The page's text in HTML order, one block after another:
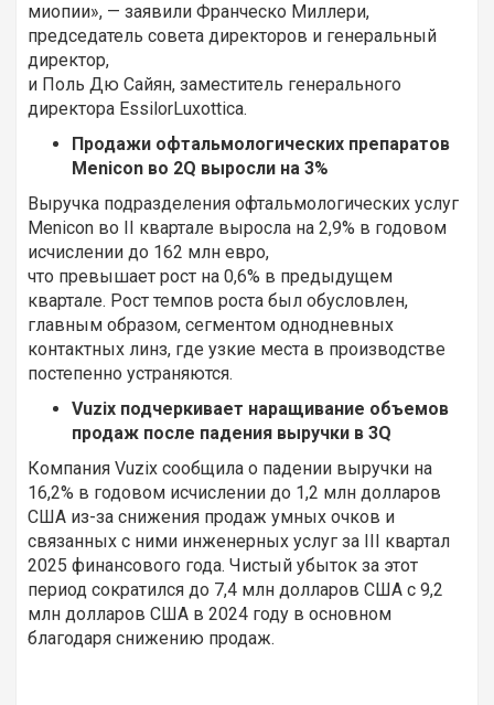
миопии», — заявили Франческо Миллери,
председатель совета директоров и генеральный
директор,
и Поль Дю Сайян, заместитель генерального
директора EssilorLuxottica.
Продажи офтальмологических препаратов
Menicon во 2Q выросли на 3%
Выручка подразделения офтальмологических услуг
Menicon во II квартале выросла на 2,9% в годовом
исчислении до 162 млн евро,
что превышает рост на 0,6% в предыдущем
квартале. Рост темпов роста был обусловлен,
главным образом, сегментом однодневных
контактных линз, где узкие места в производстве
постепенно устраняются.
Vuzix подчеркивает наращивание объемов
продаж после падения выручки в 3Q
Компания Vuzix сообщила о падении выручки на
16,2% в годовом исчислении до 1,2 млн долларов
США из-за снижения продаж умных очков и
связанных с ними инженерных услуг за III квартал
2025 финансового года. Чистый убыток за этот
период сократился до 7,4 млн долларов США с 9,2
млн долларов США в 2024 году в основном
благодаря снижению продаж.